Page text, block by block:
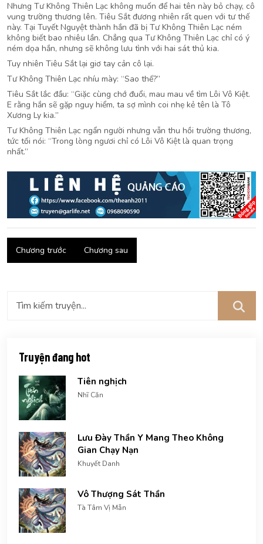
Nhưng Tư Không Thiên Lạc không muốn để hai tên này bỏ chạy, cô
vung trường thương lên. Tiêu Sắt đương nhiên rất quen với tư thế
này. Tại Tuyết Nguyệt thành hắn đã bị Tư Không Thiên Lạc ném
không biết bao nhiêu lần. Chẳng qua Tư Không Thiên Lạc chỉ có ý
ném dọa hắn, nhưng sẽ không lưu tình với hai sát thủ kia.
Tuy nhiên Tiêu Sắt lại giơ tay cản cô lại.
Tư Không Thiên Lạc nhíu mày: “Sao thế?”
Tiêu Sắt lắc đầu: “Giặc cùng chớ đuổi, mau mau về tìm Lôi Vô Kiệt.
E rằng hắn sẽ gặp nguy hiểm, ta sợ mình coi nhẹ kẻ tên là Tô
Xương Ly kia.”
Tư Không Thiên Lạc ngẩn người nhưng vẫn thu hồi trường thương,
tức tối nói: “Trong lòng ngươi chỉ có Lôi Vô Kiệt là quan trọng
nhất.”
Chương trước Chương sau
Truyện đang hot
Tiên nghịch
Nhĩ Căn
Lưu Đày Thần Y Mang Theo Không
Gian Chạy Nạn
Khuyết Danh
Vô Thượng Sát Thần
Tà Tâm Vị Mẫn